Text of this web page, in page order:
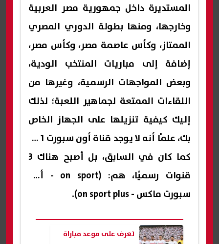
المستديرة داخل جمهورية مصر العربية
وخارجها، ومنها بطولة الدوري المصري
الممتاز، وكأس عاصمة مصر، وكأس مصر،
إضافة إلى مباريات المنتخب الودية،
وبعض المواجهات الرسمية، وغيرها من
اللقاءات الممتعة لجماهير اللعبة؛ لذلك
إليك كيفية تنزيلها على الجهاز الخاص
بك، علمًا أنه لا يوجد قناة أون سبورت 1 و2
كما كان في السابق، بل أصبح هناك 3
قنوات رسميًا، هم: (on sport - أون
سبورت ماكس - on sport plus).
تعرف على موعد مباراة